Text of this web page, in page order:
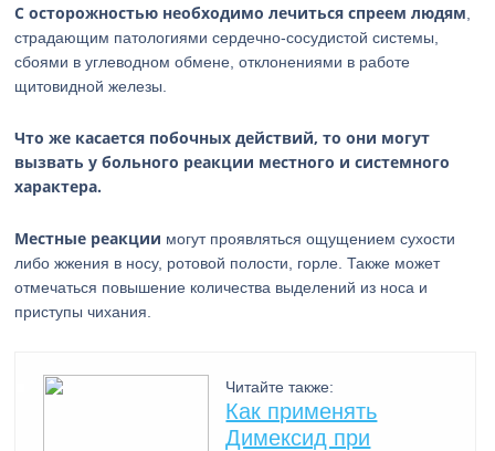
С осторожностью необходимо лечиться спреем людям
страдающим патологиями сердечно-сосудистой системы,
сбоями в углеводном обмене, отклонениями в работе
щитовидной железы.
Что же касается побочных действий, то они могут
вызвать у больного реакции местного и системного
характера.
Местные реакции могут проявляться ощущением сухости
либо жжения в носу, ротовой полости, горле. Также может
отмечаться повышение количества выделений из носа и
приступы чихания.
Читайте также:
Как применять
Димексид при